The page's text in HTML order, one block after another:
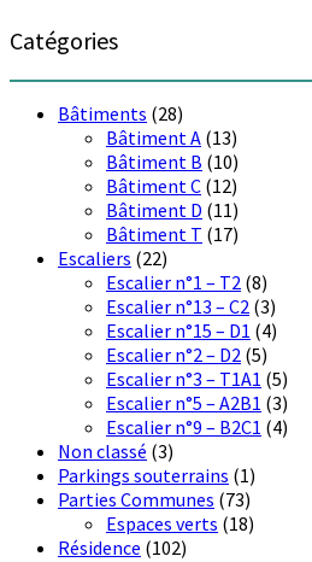
Catégories
Bâtiments (28)
Bâtiment A (13)
Bâtiment B (10)
Bâtiment C (12)
Bâtiment D (11)
Bâtiment T (17)
Escaliers (22)
Escalier n°1 – T2 (8)
Escalier n°13 – C2 (3)
Escalier n°15 – D1 (4)
Escalier n°2 – D2 (5)
Escalier n°3 – T1A1 (5)
Escalier n°5 – A2B1 (3)
Escalier n°9 – B2C1 (4)
Non classé (3)
Parkings souterrains (1)
Parties Communes (73)
Espaces verts (18)
Résidence (102)